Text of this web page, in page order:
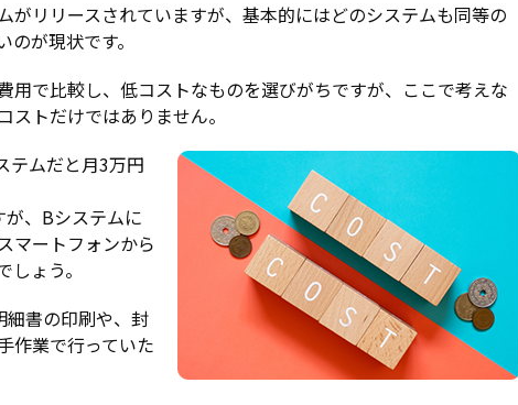
がリリースされていますが、基本的にはどのシステムも同等の
が現状です。
用で比較し、低コストなものを選びがちですが、ここで考えな
トだけではありません。
テムだと月3万円
、Bシステムに
マートフォンから
ょう。
細書の印刷や、封
作業で行っていた